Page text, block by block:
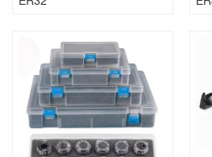
denken dat de spanmoer vaster dan
aangedraaid echter niets is minder waar.
Het overmatig vastdraaien van de
de spankracht en nauwkeurigheid
Ook zal de spantang vervormd
verkorten.